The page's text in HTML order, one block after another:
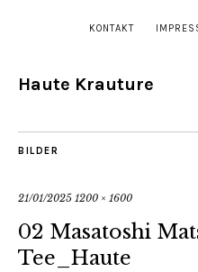
KONTAKT
Haute Krauture
BILDER
21/01/2025 1200 × 1600
02 Masatoshi
Tee_Haute